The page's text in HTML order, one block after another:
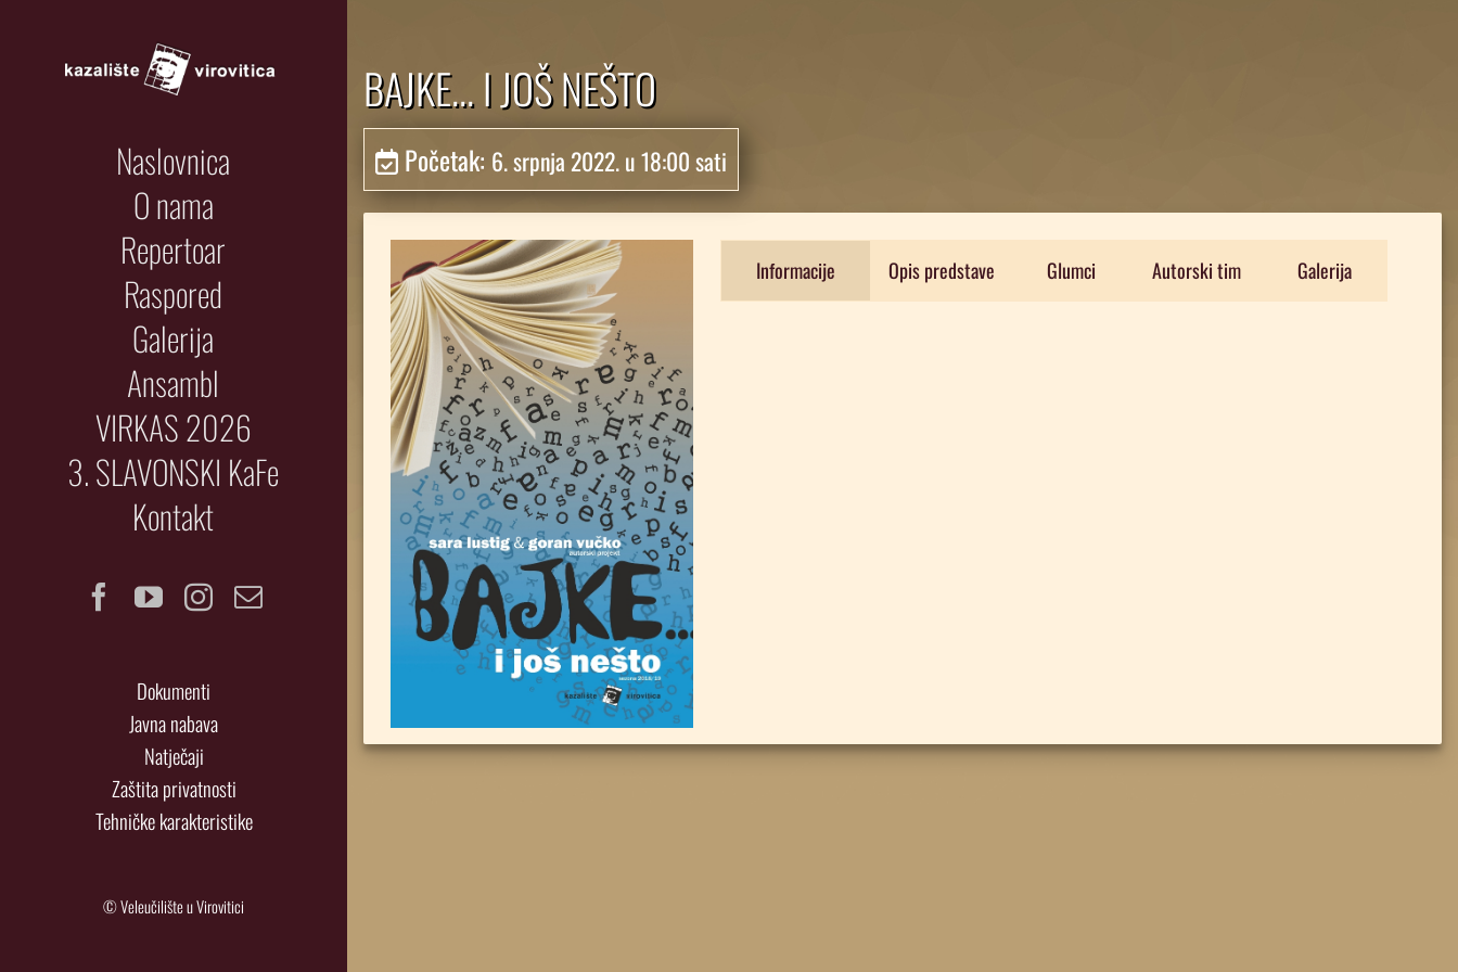
Naslovnica
O nama
Repertoar
Raspored
Galerija
Ansambl
VIRKAS 2026
3. SLAVONSKI KaFe
Kontakt
Facebook
YouTubeInstagram
Email
Dokumenti
Javna nabava
Natječaji
Zaštita privatnosti
Tehničke karakteristike
© Veleučilište u Virovitici
BAJKE... I JOŠ NEŠTO
Početak: 6. srpnja 2022. u 18:00 sati
Informacije Opis predstave Glumci Autorski tim Galerija